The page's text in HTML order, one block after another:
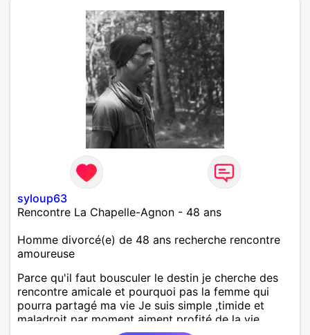
syloup63
Rencontre La Chapelle-Agnon - 48 ans
Homme divorcé(e) de 48 ans recherche rencontre
amoureuse
Parce qu'il faut bousculer le destin je cherche des
rencontre amicale et pourquoi pas la femme qui
pourra partagé ma vie Je suis simple ,timide et
maladroit par moment aiment profité de la vie